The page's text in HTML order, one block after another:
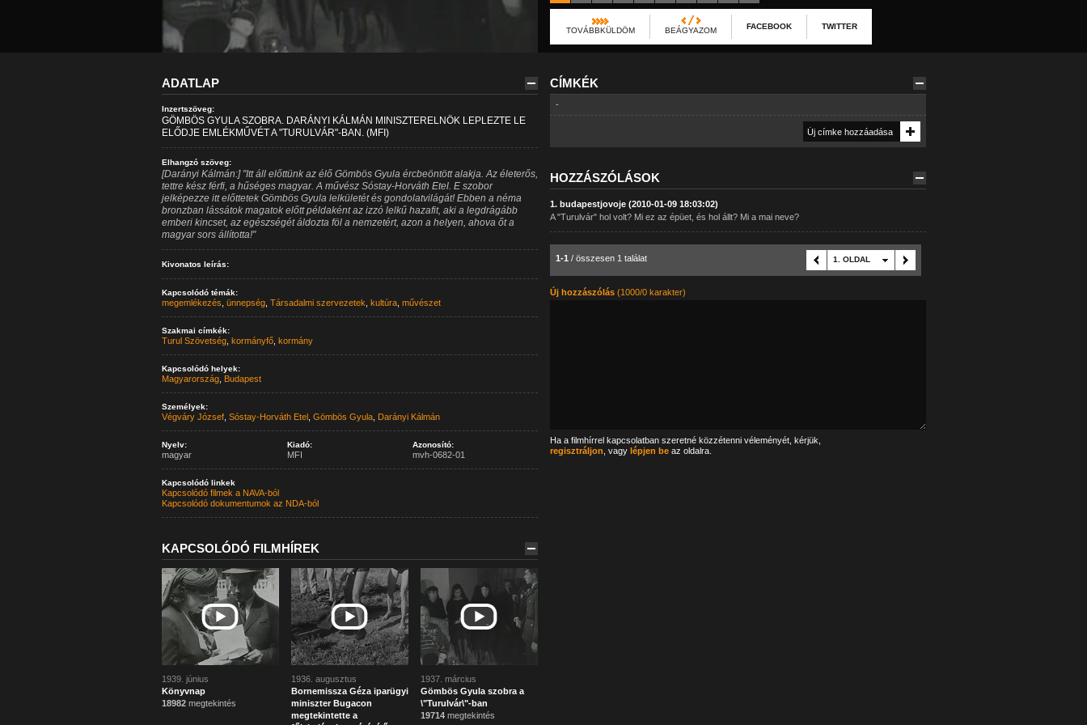
TOVÁBBKÜLDÖM BEÁGYAZOM FACEBOOK TWITTER
ADATLAP
Inzertszöveg:
GÖMBÖS GYULA SZOBRA. DARÁNYI KÁLMÁN MINISZTERELNÖK LEPLEZTE LE
ELŐDJE EMLÉKMŰVÉT A "TURULVÁR"-BAN. (MFI)
Elhangzó szöveg:
[Darányi Kálmán:] "Itt áll előttünk az élő Gömbös Gyula ércbeöntött alakja. Az életerős,
tettre kész férfi, a hűséges magyar. A művész Sóstay-Horváth Etel. E szobor
jelképezze itt előttetek Gömbös Gyula lelkületét és gondolatvilágát! Ebben a néma
bronzban lássátok magatok előtt példaként az izzó lelkű hazafit, aki a legdrágább
emberi kincset, az egészségét áldozta föl a nemzetért, azon a helyen, ahova őt a
magyar sors állította!"
Kivonatos leírás:
Kapcsolódó témák:
megemlékezés ünnepség, Társadalmi szervezetek kultúra, művészet
Szakmai címkék:
Turul Szövetség, kormányfő, kormány
Kapcsolódó helyek:
Magyarország, Budapest
Személyek:
Végváry József, Sóstay-Horváth Etel, Gömbös Gyula, Darányi Kálmán
Nyelv:
magyar
Kiadó:
MFI
Azonosító:
mvh-0682-01
Kapcsolódó linkek
Kapcsolódó filmek a NAVA-ból
Kapcsolódó dokumentumok az NDA-ból
KAPCSOLÓDÓ FILMHÍREK
1939. június
Könyvnap
18982megtekintés
1936. augusztus
Bornemissza Géza iparügyi
miniszter Bugacon
megtekintette a
1937. március
Gömbös Gyula szobra a
\"Turulvár\"-ban
19714megtekintés
CÍMKÉK
-
HOZZÁSZÓLÁSOK
1. budapestjovoje (2010-01-09 18:03:02)
A "Turulvár" hol volt? Mi ez az épüet, és hol állt? Mi a mai neve?
1-1 / összesen 1 találat 1. OLDAL
Új hozzászólás(1000/0 karakter)
Ha a filmhírrel kapcsolatban szeretné közzétenni véleményét, kérjük,
regisztráljon , vagy lépjen beaz oldalra.